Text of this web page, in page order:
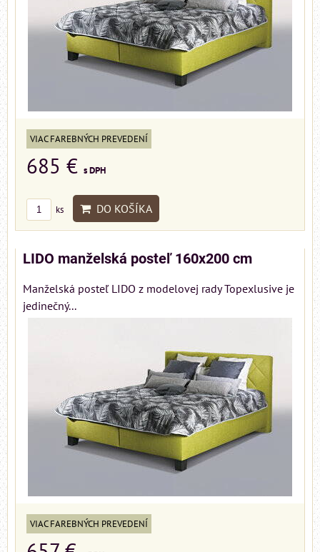
VIAC FAREBNÝCH PREVEDENÍ
685 € s DPH
ks DO KOŠÍKA
LIDO manželská posteľ 160x200 cm
Manželská posteľ LIDO z modelovej rady Topexlusive je
jedinečný...
VIAC FAREBNÝCH PREVEDENÍ